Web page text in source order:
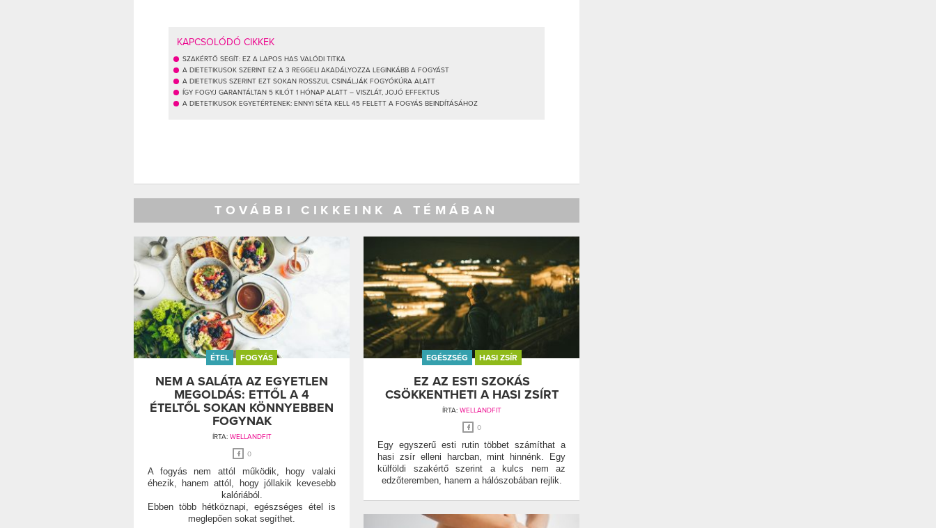
KAPCSOLÓDÓ CIKKEK
SZAKÉRTŐ SEGÍT: EZ A LAPOS HAS VALÓDI TITKA
A DIETETIKUSOK SZERINT EZ A 3 REGGELI AKADÁLYOZZA LEGINKÁBB A FOGYÁST
A DIETETIKUS SZERINT EZT SOKAN ROSSZUL CSINÁLJÁK FOGYÓKÚRA ALATT
ÍGY FOGYJ GARANTÁLTAN 5 KILÓT 1 HÓNAP ALATT – VISZLÁT, JOJÓ EFFEKTUS
A DIETETIKUSOK EGYETÉRTENEK: ENNYI SÉTA KELL 45 FELETT A FOGYÁS BEINDÍTÁSÁHOZ
TOVÁBBI CIKKEINK A TÉMÁBAN
ÉTEL FOGYÁS
NEM A SALÁTA AZ EGYETLEN
MEGOLDÁS: ETTŐL A 4
ÉTELTŐL SOKAN KÖNNYEBBEN
FOGYNAK
ÍRTA: WELLANDFIT
0
A fogyás nem attól működik, hogy valaki
éhezik, hanem attól, hogy jóllakik kevesebb
kalóriából.
Ebben több hétköznapi, egészséges étel is
meglepően sokat segíthet.
EGÉSZSÉG HASI ZSÍR
EZ AZ ESTI SZOKÁS
CSÖKKENTHETI A HASI ZSÍRT
ÍRTA: WELLANDFIT
0
Egy egyszerű esti rutin többet számíthat a
hasi zsír elleni harcban, mint hinnénk. Egy
külföldi szakértő szerint a kulcs nem az
edzőteremben, hanem a hálószobában rejlik.